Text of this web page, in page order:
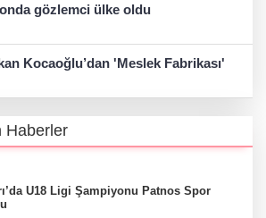
gözlemci ülke oldu
Kocaoğlu’dan 'Meslek Fabrikası'
Haberler
U18 Ligi Şampiyonu Patnos Spor